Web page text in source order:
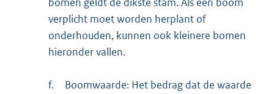
verplicht moet worden herplant of
onderhouden, kunnen ook kleinere bomen
hieronder vallen.
f.
Boomwaarde: Het bedrag dat de waarde